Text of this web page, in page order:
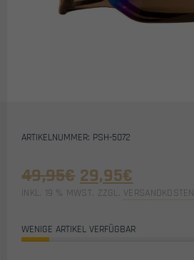
ARTIKELNUMMER: PSH-5072
49,95€ Ursprünglicher
Preis
49,95€
29,95€
Preis
29,95€.
INKL. 19 % MWST. ZZGL. VERSANDKOSTEN
WENIGE ARTIKEL VERFÜGBAR